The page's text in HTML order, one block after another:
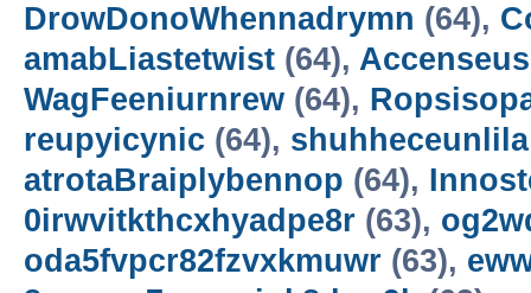
DrowDonoWhennadrymn (64),
amabLiastetwist (64),
WagFeeniurnrew (64),
reupyicynic (64), shuhheceunlila
atrotaBraiplybennop (64),
0irwvitkthcxhyadpe8r (63),
oda5fvpcr82fzvxkmuwr (63),